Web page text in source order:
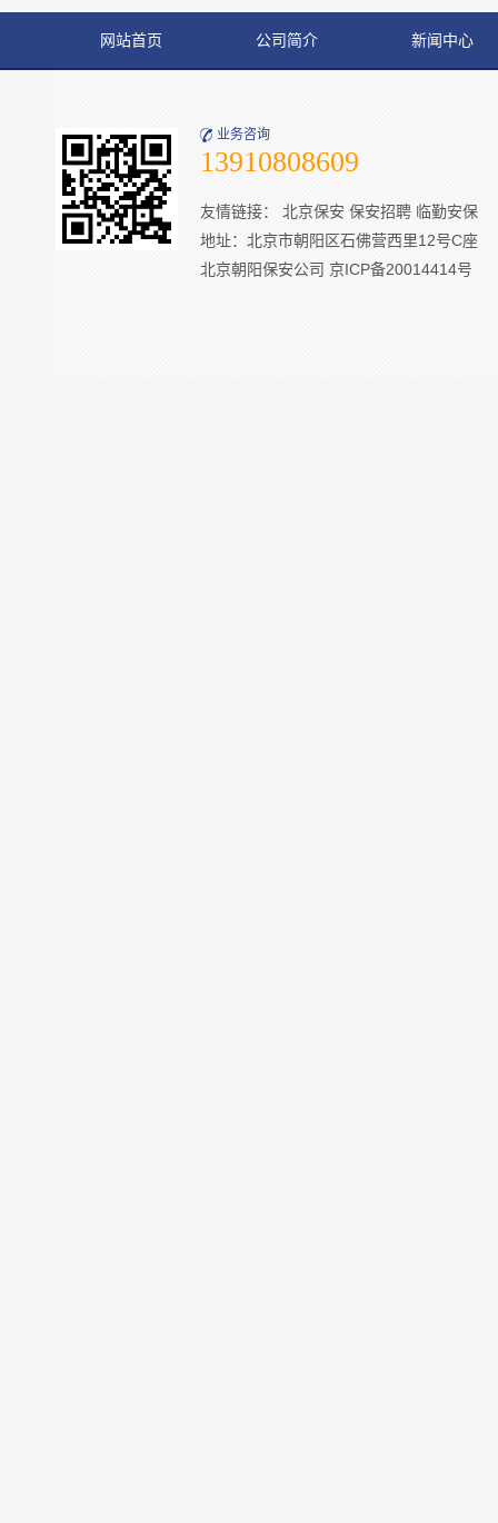
网站首页 公司简介 新闻中心
业务咨询
13910808609
友情链接： 北京保安 保安招聘 临勤安保
地址：北京市朝阳区石佛营西里12号C座
北京朝阳保安公司 京ICP备20014414号